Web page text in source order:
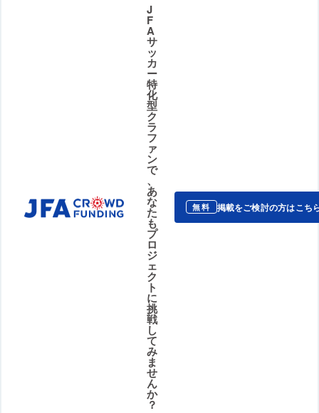
J
F
A
サ
ッ
カ
ー
特
化
型
ク
ラ
フ
ァ
ン
で
、
あ
な
た
も
プ
ロ
ジ
ェ
ク
ト
に
挑
戦
し
て
み
ま
せ
ん
か
？
無料 掲載をご検討の方はこち